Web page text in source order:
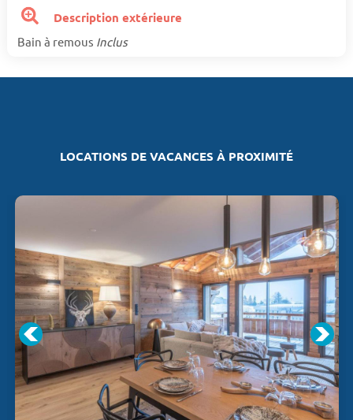
Description extérieure
Bain à remous Inclus
LOCATIONS DE VACANCES À PROXIMITÉ